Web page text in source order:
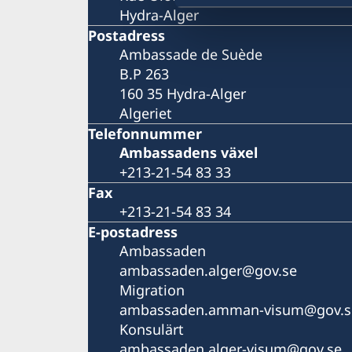
Hydra-Alger
Postadress
Ambassade de Suède
B.P 263
160 35 Hydra-Alger
Algeriet
Telefonnummer
Ambassadens växel
+213-21-54 83 33
Fax
+213-21-54 83 34
E-postadress
Ambassaden
ambassaden.alger@gov.se
Migration
ambassaden.amman-
Konsulärt